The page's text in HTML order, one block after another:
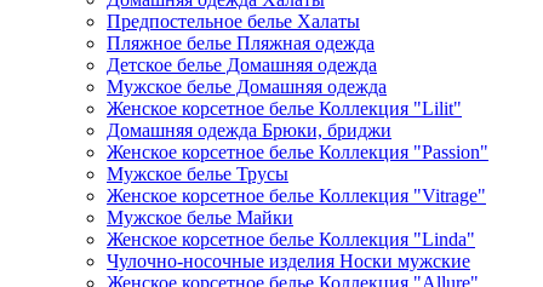
Предпостельное белье Халаты
Пляжное белье Пляжная одежда
Детское белье Домашняя одежда
Мужское белье Домашняя одежда
Женское корсетное белье Коллекция "Lilit"
Домашняя одежда Брюки, бриджи
Женское корсетное белье Коллекция "Passion"
Мужское белье Трусы
Женское корсетное белье Коллекция "Vitrage"
Мужское белье Майки
Женское корсетное белье Коллекция "Linda"
Чулочно-носочные изделия Носки мужские
Женское корсетное белье Коллекция "Allure"